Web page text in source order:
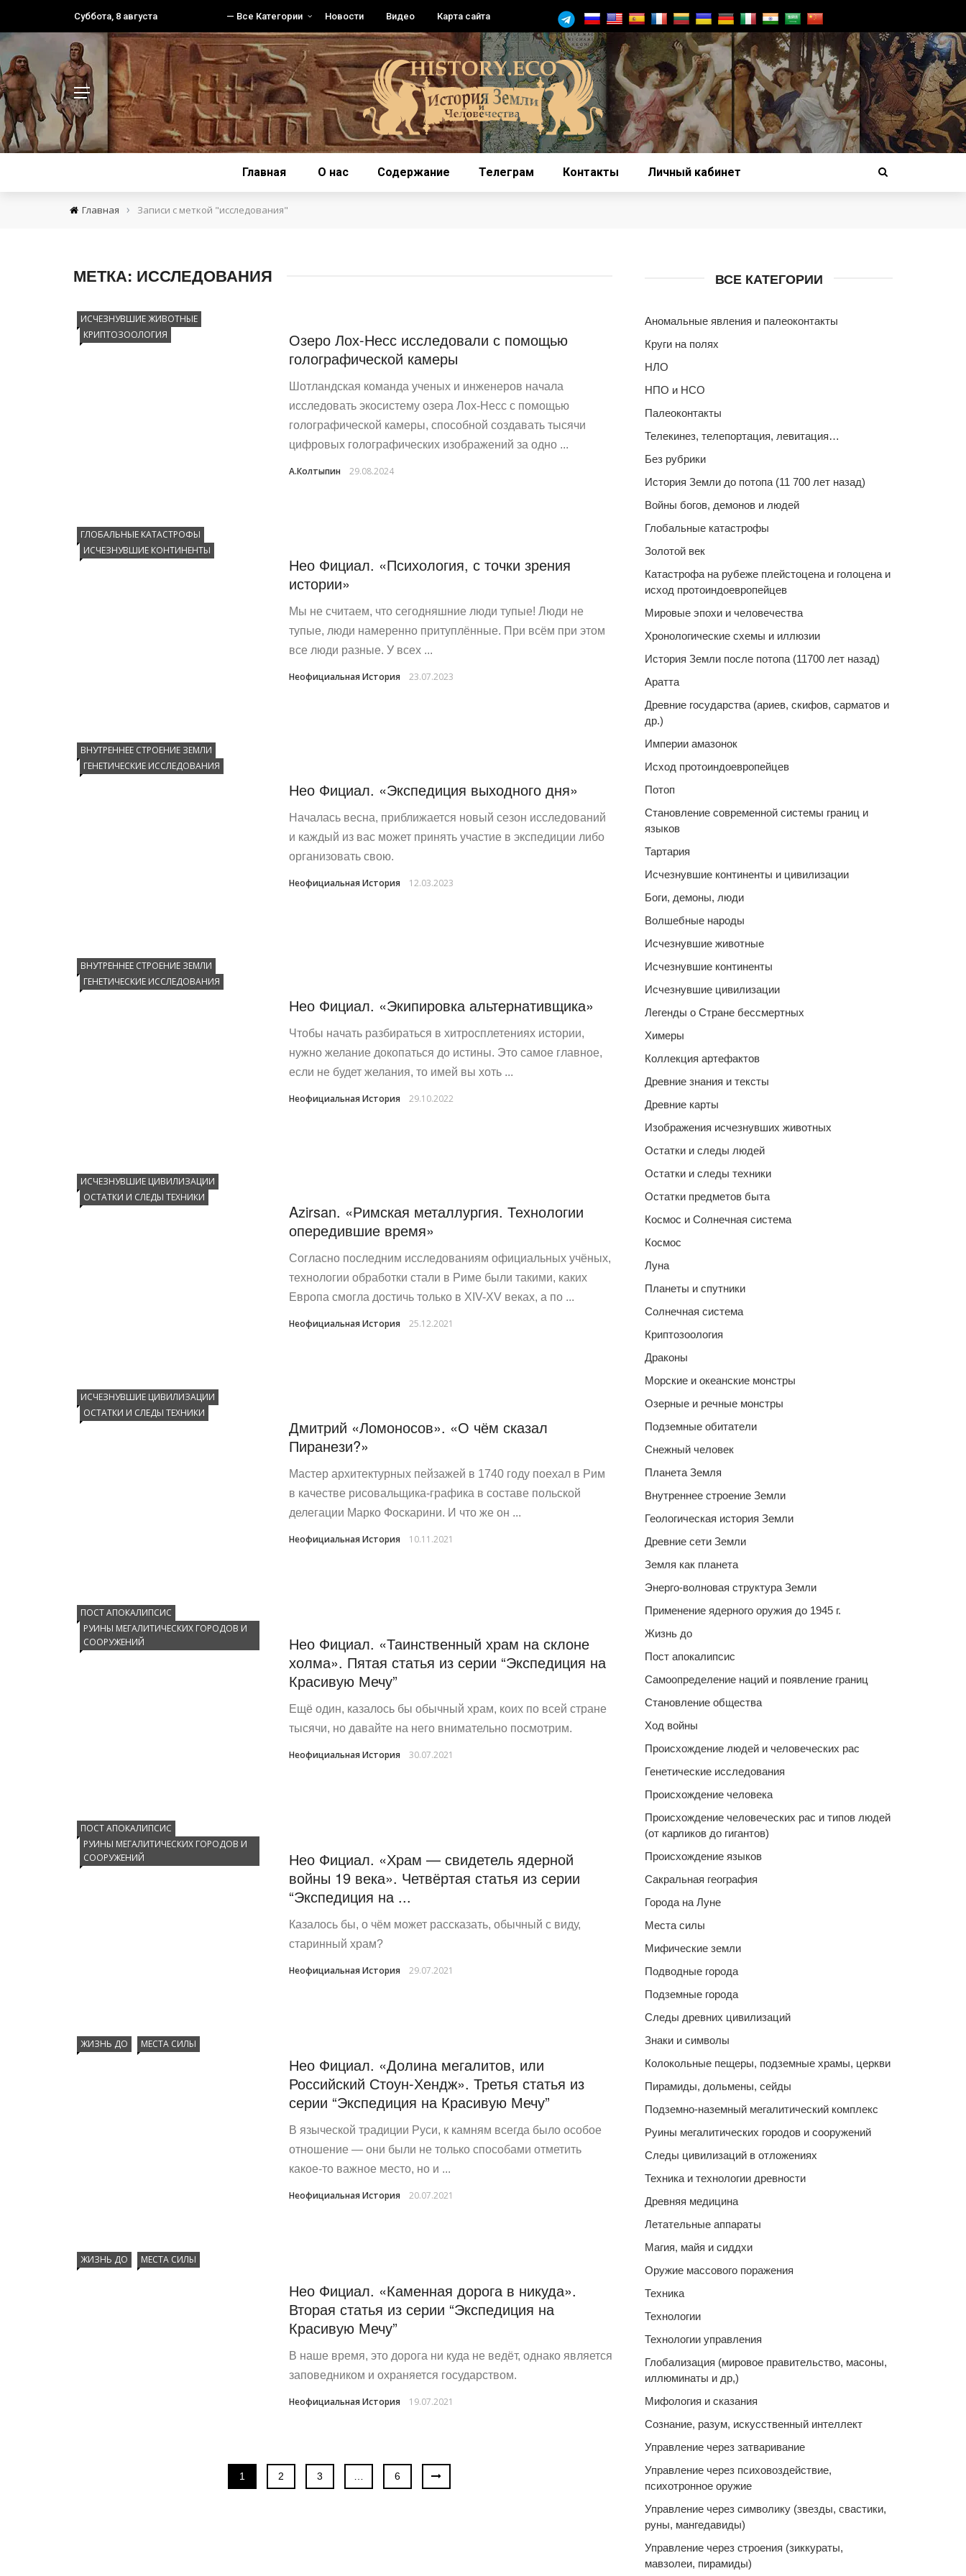
Суббота, 8 августа — Все Категории Новости Видео Карта сайта
Главная О нас Содержание Телеграм Контакты Личный кабинет
Главная › Записи с меткой "исследования"
МЕТКА: ИССЛЕДОВАНИЯ
ИСЧЕЗНУВШИЕ ЖИВОТНЫЕ
КРИПТОЗООЛОГИЯ
Озеро Лох-Несс исследовали с помощью
голографической камеры
Шотландская команда ученых и инженеров начала
исследовать экосистему озера Лох-Несс с помощью
голографической камеры, способной создавать тысячи
цифровых голографических изображений за одно ...
А.Колтыпин 29.08.2024
ГЛОБАЛЬНЫЕ КАТАСТРОФЫ
ИСЧЕЗНУВШИЕ КОНТИНЕНТЫ
Нео Фициал. «Психология, с точки зрения
истории»
Мы не считаем, что сегодняшние люди тупые! Люди не
тупые, люди намеренно притуплённые. При всём при этом
все люди разные. У всех ...
Неофициальная История 23.07.2023
ВНУТРЕННЕЕ СТРОЕНИЕ ЗЕМЛИ
ГЕНЕТИЧЕСКИЕ ИССЛЕДОВАНИЯ
Нео Фициал. «Экспедиция выходного дня»
Началась весна, приближается новый сезон исследований
и каждый из вас может принять участие в экспедиции либо
организовать свою.
Неофициальная История 12.03.2023
ВНУТРЕННЕЕ СТРОЕНИЕ ЗЕМЛИ
ГЕНЕТИЧЕСКИЕ ИССЛЕДОВАНИЯ
Нео Фициал. «Экипировка альтернативщика»
Чтобы начать разбираться в хитросплетениях истории,
нужно желание докопаться до истины. Это самое главное,
если не будет желания, то имей вы хоть ...
Неофициальная История 29.10.2022
ИСЧЕЗНУВШИЕ ЦИВИЛИЗАЦИИ
ОСТАТКИ И СЛЕДЫ ТЕХНИКИ
Azirsan. «Римская металлургия. Технологии
опередившие время»
Согласно последним исследованиям официальных учёных,
технологии обработки стали в Риме были такими, каких
Европа смогла достичь только в XIV-XV веках, а по ...
Неофициальная История 25.12.2021
ИСЧЕЗНУВШИЕ ЦИВИЛИЗАЦИИ
ОСТАТКИ И СЛЕДЫ ТЕХНИКИ
Дмитрий «Ломоносов». «О чём сказал
Пиранези?»
Мастер архитектурных пейзажей в 1740 году поехал в Рим
в качестве рисовальщика-графика в составе польской
делегации Марко Фоскарини. И что же он ...
Неофициальная История 10.11.2021
ПОСТ АПОКАЛИПСИС
РУИНЫ МЕГАЛИТИЧЕСКИХ ГОРОДОВ И
СООРУЖЕНИЙ
Нео Фициал. «Таинственный храм на склоне
холма». Пятая статья из серии “Экспедиция на
Красивую Мечу”
Ещё один, казалось бы обычный храм, коих по всей стране
тысячи, но давайте на него внимательно посмотрим.
Неофициальная История 30.07.2021
ПОСТ АПОКАЛИПСИС
РУИНЫ МЕГАЛИТИЧЕСКИХ ГОРОДОВ И
СООРУЖЕНИЙ
Нео Фициал. «Храм — свидетель ядерной
войны 19 века». Четвёртая статья из серии
“Экспедиция на ...
Казалось бы, о чём может рассказать, обычный с виду,
старинный храм?
Неофициальная История 29.07.2021
ЖИЗНЬ ДО МЕСТА СИЛЫ
Нео Фициал. «Долина мегалитов, или
Российский Стоун-Хендж». Третья статья из
серии “Экспедиция на Красивую Мечу”
В языческой традиции Руси, к камням всегда было особое
отношение — они были не только способами отметить
какое-то важное место, но и ...
Неофициальная История 20.07.2021
ЖИЗНЬ ДО МЕСТА СИЛЫ
Нео Фициал. «Каменная дорога в никуда».
Вторая статья из серии “Экспедиция на
Красивую Мечу”
В наше время, это дорога ни куда не ведёт, однако является
заповедником и охраняется государством.
Неофициальная История 19.07.2021
1 2 3 6
ВСЕ КАТЕГОРИИ
Аномальные явления и палеоконтакты
Круги на полях
НЛО
НПО и НСО
Палеоконтакты
Телекинез, телепортация, левитация…
Без рубрики
История Земли до потопа (11 700 лет назад)
Войны богов, демонов и людей
Глобальные катастрофы
Золотой век
Катастрофа на рубеже плейстоцена и голоцена и
исход протоиндоевропейцев
Мировые эпохи и человечества
Хронологические схемы и иллюзии
История Земли после потопа (11700 лет назад)
Аратта
Древние государства (ариев, скифов, сарматов и
др.)
Империи амазонок
Исход протоиндоевропейцев
Потоп
Становление современной системы границ и
языков
Тартария
Исчезнувшие континенты и цивилизации
Боги, демоны, люди
Волшебные народы
Исчезнувшие животные
Исчезнувшие континенты
Исчезнувшие цивилизации
Легенды о Стране бессмертных
Химеры
Коллекция артефактов
Древние знания и тексты
Древние карты
Изображения исчезнувших животных
Остатки и следы людей
Остатки и следы техники
Остатки предметов быта
Космос и Солнечная система
Космос
Луна
Планеты и спутники
Солнечная система
Криптозоология
Драконы
Морские и океанские монстры
Озерные и речные монстры
Подземные обитатели
Снежный человек
Планета Земля
Внутреннее строение Земли
Геологическая история Земли
Древние сети Земли
Земля как планета
Энерго-волновая структура Земли
Применение ядерного оружия до 1945 г.
Жизнь до
Пост апокалипсис
Самоопределение наций и появление границ
Становление общества
Ход войны
Происхождение людей и человеческих рас
Генетические исследования
Происхождение человека
Происхождение человеческих рас и типов людей
(от карликов до гигантов)
Происхождение языков
Сакральная география
Города на Луне
Места силы
Мифические земли
Подводные города
Подземные города
Следы древних цивилизаций
Знаки и символы
Колокольные пещеры, подземные храмы, церкви
Пирамиды, дольмены, сейды
Подземно-наземный мегалитический комплекс
Руины мегалитических городов и сооружений
Следы цивилизаций в отложениях
Техника и технологии древности
Древняя медицина
Летательные аппараты
Магия, майя и сиддхи
Оружие массового поражения
Техника
Технологии
Технологии управления
Глобализация (мировое правительство, масоны,
иллюминаты и др,)
Мифология и сказания
Сознание, разум, искусственный интеллект
Управление через затваривание
Управление через психовоздействие,
психотронное оружие
Управление через символику (звезды, свастики,
руны, мангедавиды)
Управление через строения (зиккураты,
мавзолеи, пирамиды)